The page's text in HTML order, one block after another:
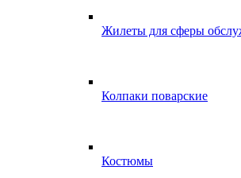
Жилеты для сферы
Колпаки поварские
Костюмы